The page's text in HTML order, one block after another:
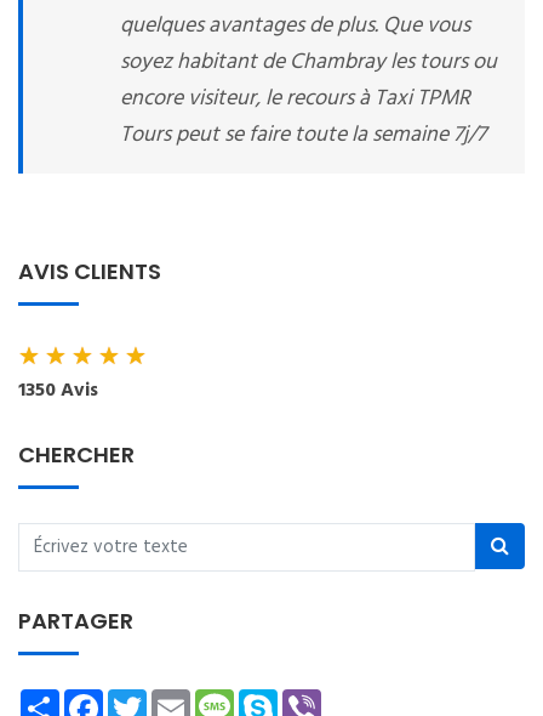
quelques avantages de plus. Que vous
soyez habitant de Chambray les tours ou
encore visiteur, le recours à Taxi TPMR
Tours peut se faire toute la semaine 7j/7
AVIS CLIENTS
★★★★★
1350 Avis
CHERCHER
PARTAGER
ShareFacebookTwitterEmailMessage
Skype